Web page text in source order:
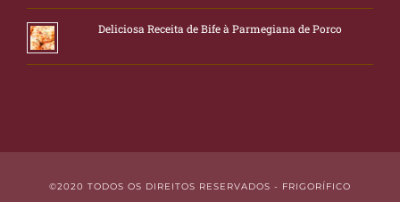
Deliciosa Receita de Bife à Parmegiana de Porco
©2020 TODOS OS DIREITOS RESERVADOS - FRIGORÍFICO